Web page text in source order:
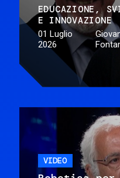
EDUCAZIONE
E INNOVAZIONE
01 Luglio
2026
VIDEO